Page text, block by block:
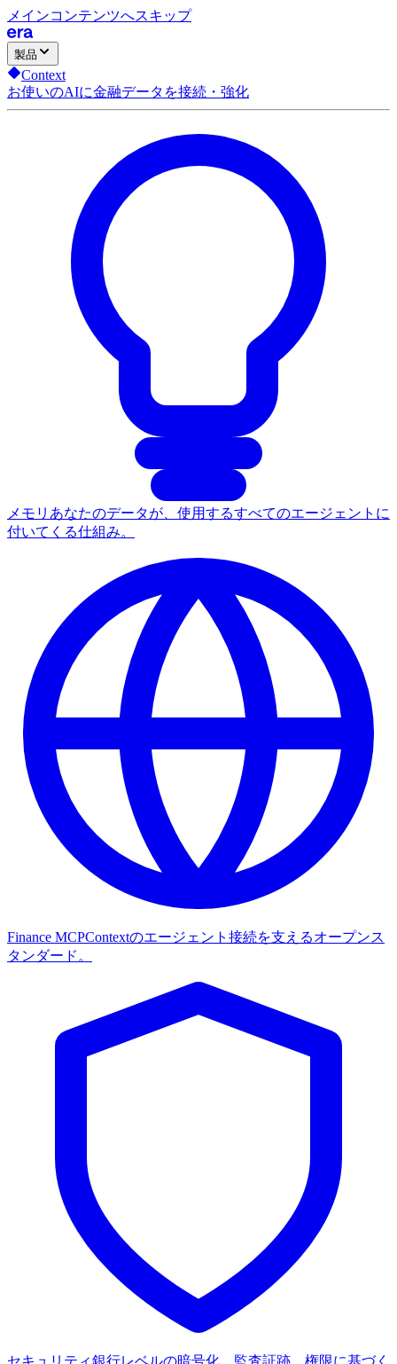
メインコンテンツへスキップ
製品
Context
お使いのAIに金融データを接続・強化
メモリ あなたのデータが、使用するすべてのエージェントに
付いてくる仕組み。
Finance MCPContextのエージェント接続を支えるオープンス
タンダード。
セキュリティ銀行レベルの暗号化、監査証跡、権限に基づく